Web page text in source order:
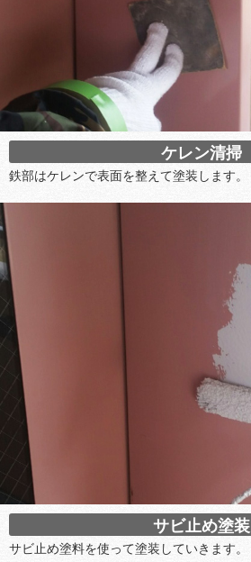
ケレン清掃
鉄部はケレンで表面を整えて塗装します。
サビ止め塗装
サビ止め塗料を使って塗装していきます。